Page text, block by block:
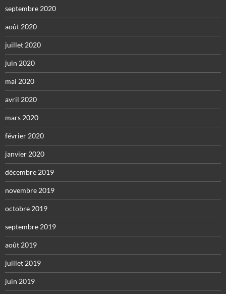
septembre 2020
août 2020
juillet 2020
juin 2020
mai 2020
avril 2020
mars 2020
février 2020
janvier 2020
décembre 2019
novembre 2019
octobre 2019
septembre 2019
août 2019
juillet 2019
juin 2019